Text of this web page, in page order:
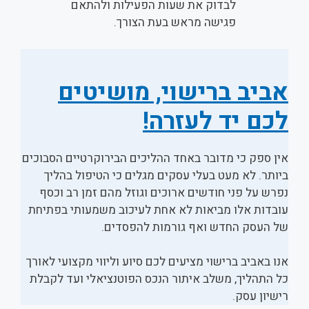
לבדוק את שעות הפעילות ולהתאם
פגישה מראש בעת הצורך.
אביב ברישוי, מושיטים
לכם יד לעזרה!
אין ספק כי מדובר באחד ההליכים הבירוקרטיים הסבוכים
ביותר. לא מעט בעלי עסקים מגלים כי הטיפול בהליך
נפרש על פני חודשים ארוכים וגוזל מהם זמן רב וכסף
עובדות אלו מביאות לא אחת לעיכוב משמעותי בפתיחת
של העסק החדש ואף גורמות להפסדים.
אנו באביב ברישוי מציעים לכם סיוע וליווי מקצועי לאורך
כל התהליך, משלב איתור הנכס הפוטנציאלי ועד לקבלת
רישיון עסק.